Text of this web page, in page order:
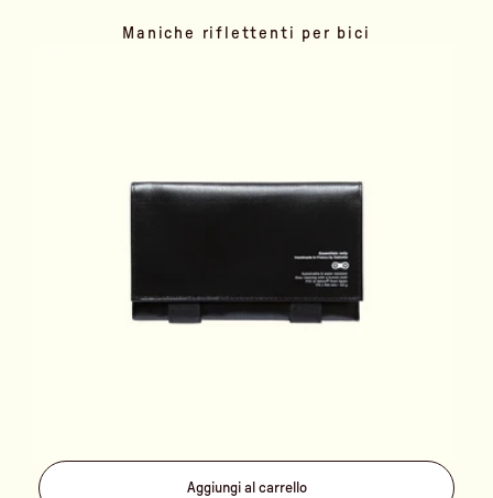
Maniche riflettenti per bici
Aggiungi al carrello